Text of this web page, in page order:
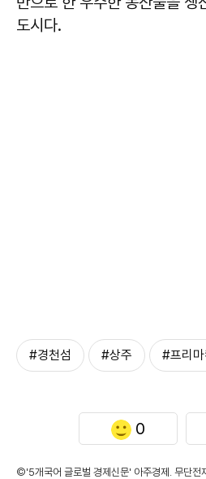
도시다.
#경천섬 #상주 #프리마
0
©'5개국어 글로벌 경제신문' 아주경제. 무단전